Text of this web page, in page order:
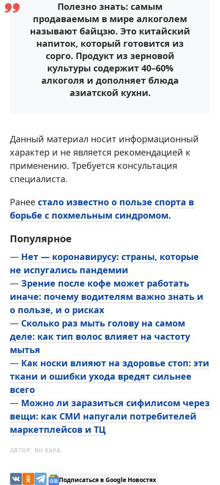
Полезно знать: самым
продаваемым в мире алкоголем
называют байцзю. Это китайский
напиток, который готовится из
сорго. Продукт из зерновой
культуры содержит 40–60%
алкоголя и дополняет блюда
азиатской кухни.
Данный материал носит информационный
характер и не является рекомендацией к
применению. Требуется консультация
специалиста.
Ранее стало известно о пользе спорта в
борьбе с похмельным синдромом.
Популярное
— Нет — коронавирусу: страны, которые
не испугались пандемии
— Зрение после кофе может работать
иначе: почему водителям важно знать и
о пользе, и о рисках
— Сколько раз мыть голову на самом
деле: как тип волос влияет на частоту
мытья
— Как носки влияют на здоровье стоп: эти
ткани и ошибки ухода вредят сильнее
всего
— Можно ли заразиться сифилисом через
вещи: как СМИ напугали потребителей
маркетплейсов и ТЦ
АВТОР: ЯН КАРА
Подписаться в Google Новостях